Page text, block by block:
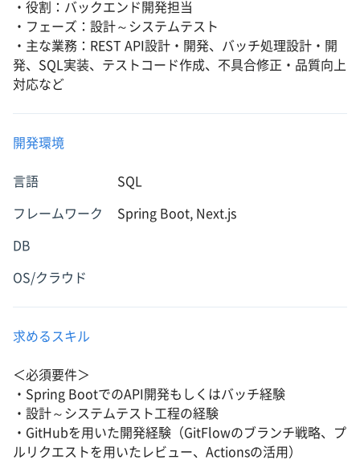
・役割：バックエンド開発担当
・フェーズ：設計～システムテスト
・主な業務：REST API設計・開発、バッチ処理設計・開
発、SQL実装、テストコード作成、不具合修正・品質向上
対応など
開発環境
言語 SQL
フレームワーク Spring Boot, Next.js
DB
OS/クラウド
求めるスキル
＜必須要件＞
・Spring BootでのAPI開発もしくはバッチ経験
・設計～システムテスト工程の経験
・GitHubを用いた開発経験（GitFlowのブランチ戦略、プ
ルリクエストを用いたレビュー、Actionsの活用）